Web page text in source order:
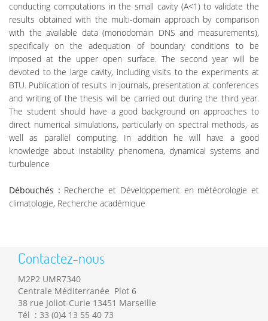
conducting computations in the small cavity (A<1) to validate the
results obtained with the multi-domain approach by comparison
with the available data (monodomain DNS and measurements),
specifically on the adequation of boundary conditions to be
imposed at the upper open surface. The second year will be
devoted to the large cavity, including visits to the experiments at
BTU. Publication of results in journals, presentation at conferences
and writing of the thesis will be carried out during the third year.
The student should have a good background on approaches to
direct numerical simulations, particularly on spectral methods, as
well as parallel computing. In addition he will have a good
knowledge about instability phenomena, dynamical systems and
turbulence
Débouchés : Recherche et Développement en météorologie et
climatologie, Recherche académique
Contactez-nous
M2P2 UMR7340
Centrale Méditerranée Plot 6
38 rue Joliot-Curie 13451 Marseille
Tél : 33 (0)4 13 55 40 73